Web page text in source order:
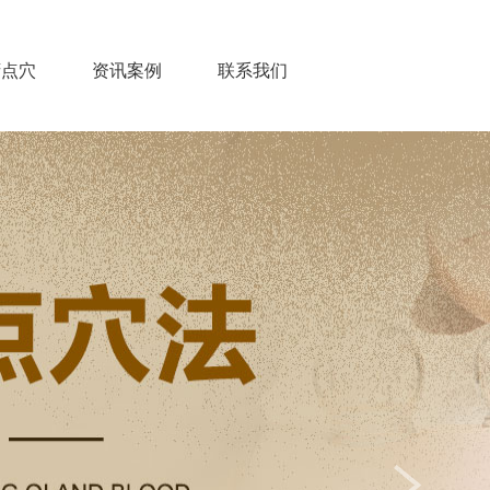
穴 资讯案例 联系我们